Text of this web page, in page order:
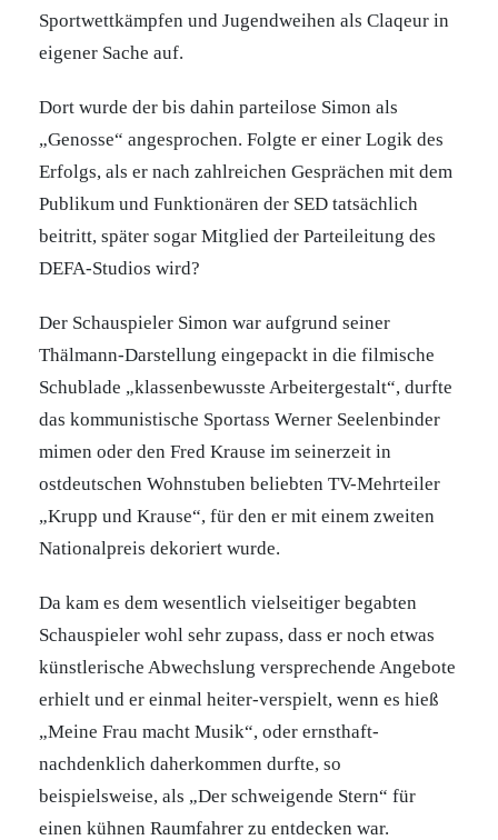
Sportwettkämpfen und Jugendweihen als Claqeur in
eigener Sache auf.
Dort wurde der bis dahin parteilose Simon als
„Genosse“ angesprochen. Folgte er einer Logik des
Erfolgs, als er nach zahlreichen Gesprächen mit dem
Publikum und Funktionären der SED tatsächlich
beitritt, später sogar Mitglied der Parteileitung des
DEFA-Studios wird?
Der Schauspieler Simon war aufgrund seiner
Thälmann-Darstellung eingepackt in die filmische
Schublade „klassenbewusste Arbeitergestalt“, durfte
das kommunistische Sportass Werner Seelenbinder
mimen oder den Fred Krause im seinerzeit in
ostdeutschen Wohnstuben beliebten TV-Mehrteiler
„Krupp und Krause“, für den er mit einem zweiten
Nationalpreis dekoriert wurde.
Da kam es dem wesentlich vielseitiger begabten
Schauspieler wohl sehr zupass, dass er noch etwas
künstlerische Abwechslung versprechende Angebote
erhielt und er einmal heiter-verspielt, wenn es hieß
„Meine Frau macht Musik“, oder ernsthaft-
nachdenklich daherkommen durfte, so
beispielsweise, als „Der schweigende Stern“ für
einen kühnen Raumfahrer zu entdecken war.